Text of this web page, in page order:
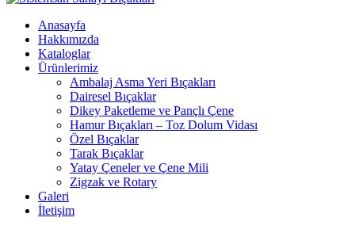
Anasayfa
Hakkımızda
Kataloglar
Ürünlerimiz
Ambalaj Asma Yeri Bıçakları
Dairesel Bıçaklar
Dikey Paketleme ve Pançlı Çene
Hamur Bıçakları – Toz Dolum Vidası
Özel Bıçaklar
Tarak Bıçaklar
Yatay Çeneler ve Çene Mili
Zigzak ve Rotary
Galeri
İletişim